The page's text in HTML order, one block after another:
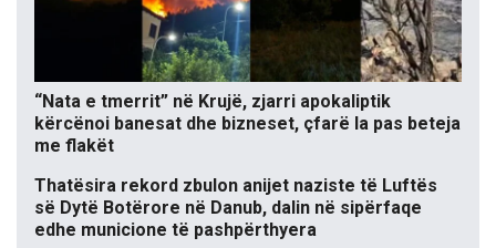
“Nata e tmerrit” në Krujë, zjarri apokaliptik
kërcënoi banesat dhe bizneset, çfarë la pas beteja
me flakët
Thatësira rekord zbulon anijet naziste të Luftës
së Dytë Botërore në Danub, dalin në sipërfaqe
edhe municione të pashpërthyera